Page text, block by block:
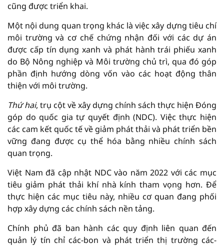
cũng được triển khai.
Một nội dung quan trọng khác là việc xây dựng tiêu chí
môi trường và cơ chế chứng nhận đối với các dự án
được cấp tín dụng xanh và phát hành trái phiếu xanh
do Bộ Nông nghiệp và Môi trường chủ trì, qua đó góp
phần định hướng dòng vốn vào các hoạt động thân
thiện với môi trường.
Thứ hai, trụ cột về xây dựng chính sách thực hiện Đóng
góp do quốc gia tự quyết định (NDC). Việc thực hiện
các cam kết quốc tế về giảm phát thải và phát triển bền
vững đang được cụ thể hóa bằng nhiều chính sách
quan trọng.
Việt Nam đã cập nhật NDC vào năm 2022 với các mục
tiêu giảm phát thải khí nhà kính tham vọng hơn. Để
thực hiện các mục tiêu này, nhiều cơ quan đang phối
hợp xây dựng các chính sách nền tảng.
Chính phủ đã ban hành các quy định liên quan đến
quản lý tín chỉ các-bon và phát triển thị trường các-